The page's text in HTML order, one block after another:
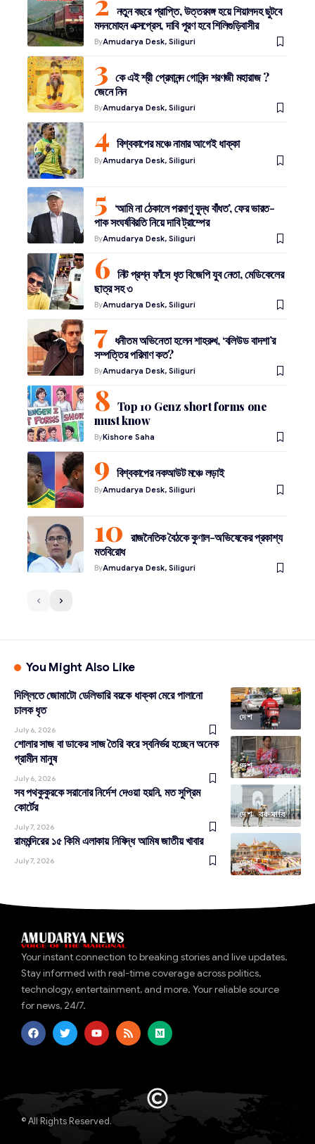
নতুন বছরে প্রাপ্তি, উত্তরবঙ্গ হয়ে শিয়ালদহ ছুটবে
মদনমোহন এক্সপ্রেস, দাবি পূরণ হবে শিলিগুড়িবাসীর
ByAmudarya Desk, Siliguri
কে এই শ্রী প্রেমানন্দ গোবিন্দ শরণজী মহারাজ ?
জেনে নিন
ByAmudarya Desk, Siliguri
বিশ্বকাপের মঞ্চে নামার আগেই ধাক্কা
ByAmudarya Desk, Siliguri
‘আমি না ঠেকালে পরমাণু যুদ্ধ বাঁধত’, ফের ভারত-
পাক সংঘর্ষবিরতি নিয়ে দাবি ট্রাম্পের
ByAmudarya Desk, Siliguri
নিট প্রশ্ন ফাঁসে ধৃত বিজেপি যুব নেতা, মেডিকেলের
ছাত্র সহ ৩
ByAmudarya Desk, Siliguri
ধনীতম অভিনেতা হলেন শাহরুখ, ‘বলিউড বাদশা’র
সম্পত্তির পরিমাণ কত?
ByAmudarya Desk, Siliguri
Top 10 Genz short forms one
must know
ByKishore Saha
বিশ্বকাপের নকআউট মঞ্চে লড়াই
ByAmudarya Desk, Siliguri
রাজনৈতিক বৈঠকে কুণাল-অভিষেকের প্রকাশ্য
মতবিরোধ
ByAmudarya Desk, Siliguri
You Might Also Like
দেশ
দিল্লিতে জোমাটো ডেলিভারি বয়কে ধাক্কা মেরে পালানো
চালক ধৃত
July 6, 2026
দেশ
শোলার সাজ বা ডাকের সাজ তৈরি করে স্বনির্ভর হচ্ছেন অনেক
গ্রামীন মানুষ
July 6, 2026
দেশ রকমারি
সব পথকুকুরকে সরানোর নির্দেশ দেওয়া হয়নি, মত সুপ্রিম
কোর্টের
July 7, 2026
দেশ
রামমন্দিরের ১৫ কিমি এলাকায় নিষিদ্ধ আমিষ জাতীয় খাবার
July 7, 2026
Your instant connection to breaking stories and live updates.
Stay informed with real-time coverage across politics,
technology, entertainment, and more. Your reliable source
for news, 24/7.
© All Rights Reserved.